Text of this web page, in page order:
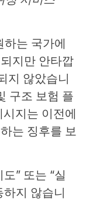
는 국가에
지만 안타깝
지 않았습니
구조 보험 플
지는 이전에
는 징후를 보
” 또는 “실
지 않습니